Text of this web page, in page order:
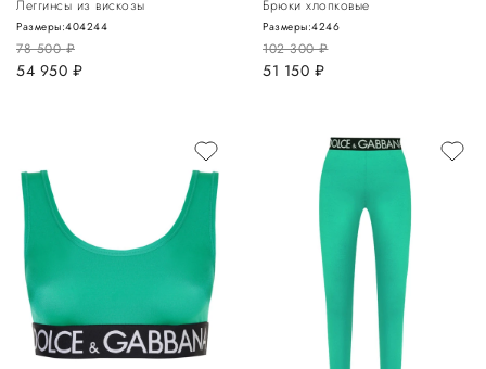
Леггинсы из вискозы
78 500руб.
54 950 руб.
Размеры:404244
Брюки хлопковые
102 300руб.
51 150 руб.
Размеры:4246